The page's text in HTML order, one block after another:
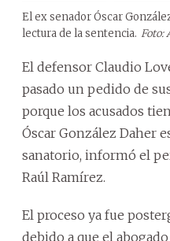
El ex senador Óscar
lectura de la sentencia. Foto:
El defensor Claudio
pasado un pedido de
porque los acusados
Óscar González Daher
sanatorio, informó el
Raúl Ramírez.
El proceso ya fue
debido a que el